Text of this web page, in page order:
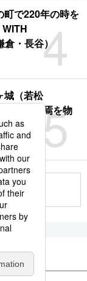
4
町で220年の時を
・長谷）
5
城（若松
の時代終焉を物